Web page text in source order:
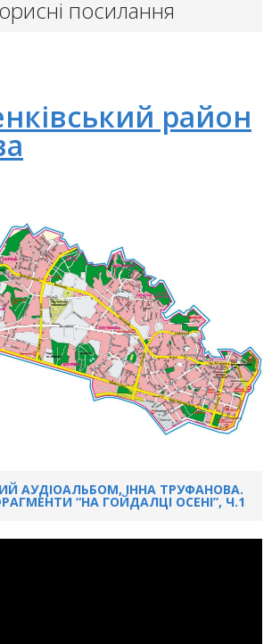
посилання
район
АУДІОАЛЬБОМ, ІННА ТРУФАНОВА.
“НА ГОЙДАЛЦІ ОСЕНІ”, Ч.1